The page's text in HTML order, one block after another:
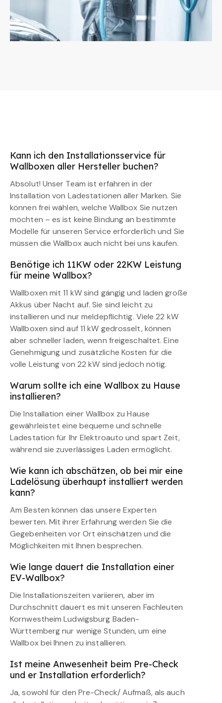
Kann ich den Installationsservice für
Wallboxen aller Hersteller buchen?
Absolut! Unser Team ist erfahren in der
Installation von Ladestationen aller Marken. Sie
können frei wählen, welche Wallbox Sie nutzen
möchten – es ist keine Bindung an bestimmte
Modelle für unseren Service erforderlich und Sie
müssen die Wallbox auch nicht bei uns kaufen.
Benötige ich 11KW oder 22KW Leistung
für meine Wallbox?
Wallboxen mit 11 kW sind gängig und laden große
Akkus über Nacht auf. Sie sind leicht zu
installieren und nur meldepflichtig. Viele 22 kW
Wallboxen sind auf 11 kW gedrosselt, können
aber schneller laden, wenn freigeschaltet. Eine
Genehmigung und zusätzliche Kosten für die
volle Leistung von 22 kW sind jedoch nötig.
Warum sollte ich eine Wallbox zu Hause
installieren?
Die Installation einer Wallbox zu Hause
gewährleistet eine bequeme und schnelle
Ladestation für Ihr Elektroauto und spart Zeit,
während sie zuverlässiges Laden ermöglicht.
Wie kann ich abschätzen, ob bei mir eine
Ladelösung überhaupt installiert werden
kann?
Am Besten können das unsere Experten
bewerten. Mit ihrer Erfahrung werden Sie die
Gegebenheiten vor Ort einschätzen und die
Möglichkeiten mit Ihnen besprechen.
Wie lange dauert die Installation einer
EV-Wallbox?
Die Installationszeiten variieren, aber im
Durchschnitt dauert es mit unseren Fachleuten
Kornwestheim Ludwigsburg Baden-
Württemberg nur wenige Stunden, um eine
Wallbox bei Ihnen zu installieren.
Ist meine Anwesenheit beim Pre-Check
und er Installation erforderlich?
Ja, sowohl für den Pre-Check/ Aufmaß, als auch